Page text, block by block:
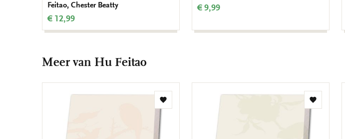
Feitao, Chester Beatty
€ 12,99
€ 9,99
Meer van Hu Feitao
Toevoegen
Toevoegen